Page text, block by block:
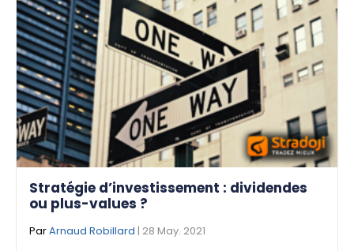
Stratégie d’investissement : dividendes
ou plus-values ?
ParArnaud Robillard | 28 May. 2021